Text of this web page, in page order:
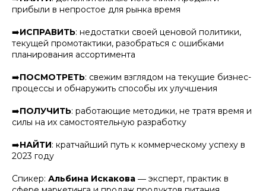
прибыли в непростое для рынка время
➡️ИСПРАВИТЬ: недостатки своей ценовой политики,
текущей промотактики, разобраться с ошибками
планирования ассортимента
➡️ПОСМОТРЕТЬ: свежим взглядом на текущие бизнес-
процессы и обнаружить способы их улучшения
➡️ПОЛУЧИТЬ: работающие методики, не тратя время и
силы на их самостоятельную разработку
➡️НАЙТИ: кратчайший путь к коммерческому успеху в
2023 году
Спикер: Альбина Искакова ― эксперт, практик в